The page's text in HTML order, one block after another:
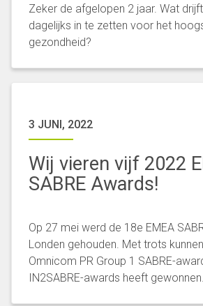
Zeker de afgelopen 2 jaar. Wat
dagelijks in te zetten voor het
gezondheid?
3 JUNI, 2022
Wij vieren vijf 2022
SABRE Awards!
Op 27 mei werd de 18e EMEA
Londen gehouden. Met trots
Omnicom PR Group 1 SABRE-
IN2SABRE-awards heeft gewonnen.